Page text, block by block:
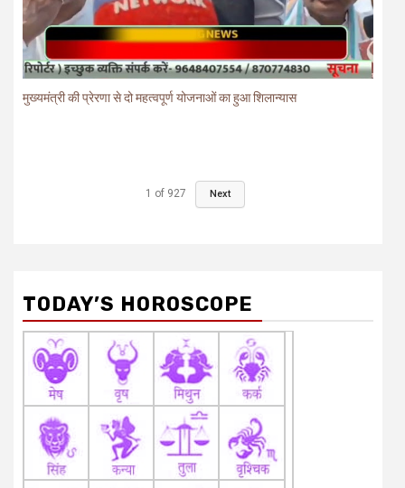
मुख्यमंत्री की प्रेरणा से दो महत्वपूर्ण योजनाओं का हुआ शिलान्यास
1 of 927 Next
TODAY’S HOROSCOPE